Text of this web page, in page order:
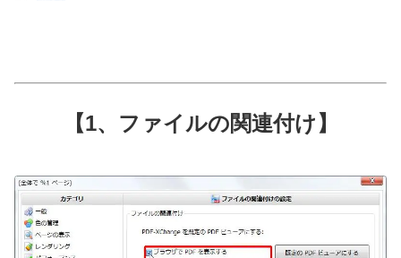
【1、ファイルの関連付け】